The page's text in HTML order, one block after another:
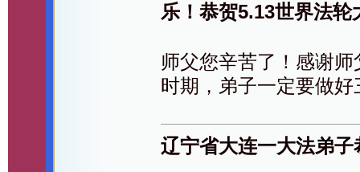
乐！恭贺5.13世界法轮
师父您辛苦了！感谢
时期，弟子一定要做
辽宁省大连一大法弟